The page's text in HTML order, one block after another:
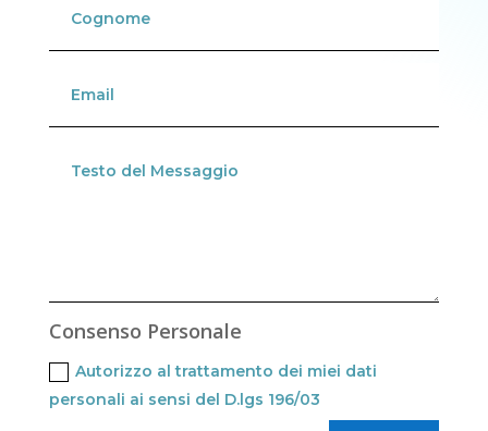
Consenso Personale
Autorizzo al trattamento dei miei dati
personali ai sensi del D.lgs 196/03